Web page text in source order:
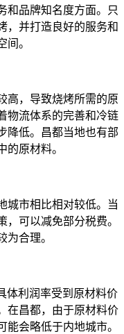
和品牌知名度方面。只
，并打造良好的服务和
间。
高，导致烧烤所需的原
物流体系的完善和冷链
降低。昌都当地也有部
的原材料。
城市相比相对较低。当
可以减免部分税费。
为合理。
体利润率受到原材料价
在昌都，由于原材料价
会略低于内地城市。